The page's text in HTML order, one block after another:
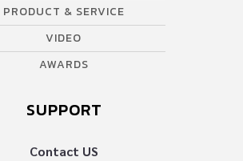
PRODUCT & SERVICE
VIDEO
AWARDS
SUPPORT
Contact US